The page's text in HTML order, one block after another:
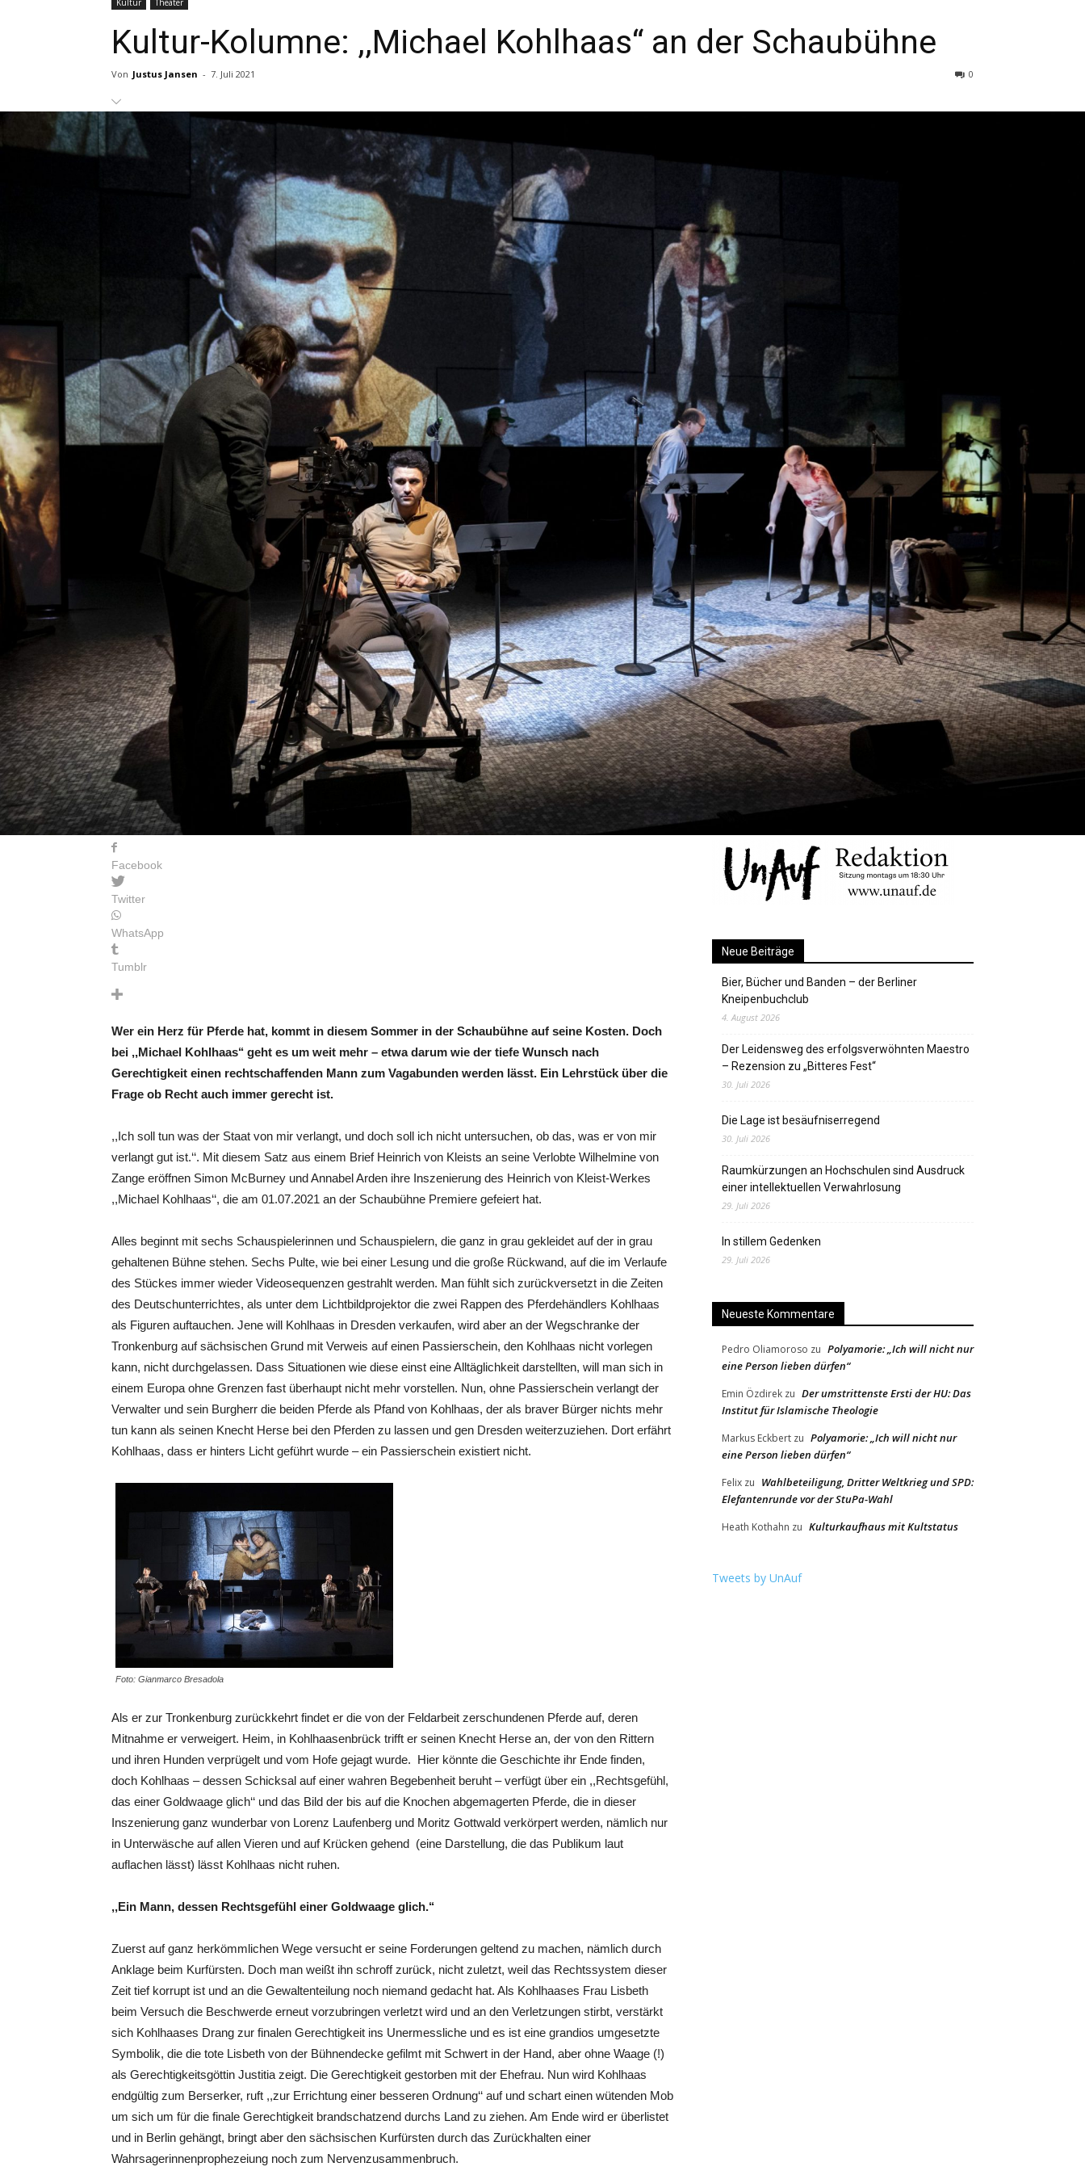
Kultur Theater
Kultur-Kolumne: ,,Michael Kohlhaas“ an der Schaubühne
Von Justus Jansen - 7. Juli 2021 0
Facebook
Twitter
WhatsApp
Tumblr
Wer ein Herz für Pferde hat, kommt in diesem Sommer in der Schaubühne auf seine Kosten. Doch
bei ,,Michael Kohlhaas‘‘ geht es um weit mehr – etwa darum wie der tiefe Wunsch nach
Gerechtigkeit einen rechtschaffenden Mann zum Vagabunden werden lässt. Ein Lehrstück über die
Frage ob Recht auch immer gerecht ist.
,,Ich soll tun was der Staat von mir verlangt, und doch soll ich nicht untersuchen, ob das, was er von mir
verlangt gut ist.‘‘. Mit diesem Satz aus einem Brief Heinrich von Kleists an seine Verlobte Wilhelmine von
Zange eröffnen Simon McBurney und Annabel Arden ihre Inszenierung des Heinrich von Kleist-Werkes
,,Michael Kohlhaas‘‘, die am 01.07.2021 an der Schaubühne Premiere gefeiert hat.
Alles beginnt mit sechs Schauspielerinnen und Schauspielern, die ganz in grau gekleidet auf der in grau
gehaltenen Bühne stehen. Sechs Pulte, wie bei einer Lesung und die große Rückwand, auf die im Verlaufe
des Stückes immer wieder Videosequenzen gestrahlt werden. Man fühlt sich zurückversetzt in die Zeiten
des Deutschunterrichtes, als unter dem Lichtbildprojektor die zwei Rappen des Pferdehändlers Kohlhaas
als Figuren auftauchen. Jene will Kohlhaas in Dresden verkaufen, wird aber an der Wegschranke der
Tronkenburg auf sächsischen Grund mit Verweis auf einen Passierschein, den Kohlhaas nicht vorlegen
kann, nicht durchgelassen. Dass Situationen wie diese einst eine Alltäglichkeit darstellten, will man sich in
einem Europa ohne Grenzen fast überhaupt nicht mehr vorstellen. Nun, ohne Passierschein verlangt der
Verwalter und sein Burgherr die beiden Pferde als Pfand von Kohlhaas, der als braver Bürger nichts mehr
tun kann als seinen Knecht Herse bei den Pferden zu lassen und gen Dresden weiterzuziehen. Dort erfährt
Kohlhaas, dass er hinters Licht geführt wurde – ein Passierschein existiert nicht.
Foto: Gianmarco Bresadola
Als er zur Tronkenburg zurückkehrt findet er die von der Feldarbeit zerschundenen Pferde auf, deren
Mitnahme er verweigert. Heim, in Kohlhaasenbrück trifft er seinen Knecht Herse an, der von den Rittern
und ihren Hunden verprügelt und vom Hofe gejagt wurde. Hier könnte die Geschichte ihr Ende finden,
doch Kohlhaas – dessen Schicksal auf einer wahren Begebenheit beruht – verfügt über ein ,,Rechtsgefühl,
das einer Goldwaage glich‘‘ und das Bild der bis auf die Knochen abgemagerten Pferde, die in dieser
Inszenierung ganz wunderbar von Lorenz Laufenberg und Moritz Gottwald verkörpert werden, nämlich nur
in Unterwäsche auf allen Vieren und auf Krücken gehend (eine Darstellung, die das Publikum laut
auflachen lässt) lässt Kohlhaas nicht ruhen.
,,Ein Mann, dessen Rechtsgefühl einer Goldwaage glich.‘‘
Zuerst auf ganz herkömmlichen Wege versucht er seine Forderungen geltend zu machen, nämlich durch
Anklage beim Kurfürsten. Doch man weißt ihn schroff zurück, nicht zuletzt, weil das Rechtssystem dieser
Zeit tief korrupt ist und an die Gewaltenteilung noch niemand gedacht hat. Als Kohlhaases Frau Lisbeth
beim Versuch die Beschwerde erneut vorzubringen verletzt wird und an den Verletzungen stirbt, verstärkt
sich Kohlhaases Drang zur finalen Gerechtigkeit ins Unermessliche und es ist eine grandios umgesetzte
Symbolik, die die tote Lisbeth von der Bühnendecke gefilmt mit Schwert in der Hand, aber ohne Waage (!)
als Gerechtigkeitsgöttin Justitia zeigt. Die Gerechtigkeit gestorben mit der Ehefrau. Nun wird Kohlhaas
endgültig zum Berserker, ruft ,,zur Errichtung einer besseren Ordnung‘‘ auf und schart einen wütenden Mob
um sich um für die finale Gerechtigkeit brandschatzend durchs Land zu ziehen. Am Ende wird er überlistet
und in Berlin gehängt, bringt aber den sächsischen Kurfürsten durch das Zurückhalten einer
Wahrsagerinnenprophezeiung noch zum Nervenzusammenbruch.
Neue Beiträge
Bier, Bücher und Banden – der Berliner
Kneipenbuchclub
4. August 2026
Der Leidensweg des erfolgsverwöhnten Maestro
– Rezension zu „Bitteres Fest“
30. Juli 2026
Die Lage ist besäufniserregend
30. Juli 2026
Raumkürzungen an Hochschulen sind Ausdruck
einer intellektuellen Verwahrlosung
29. Juli 2026
In stillem Gedenken
29. Juli 2026
Neueste Kommentare
Pedro Oliamoroso zu Polyamorie: „Ich will nicht nur
eine Person lieben dürfen“
Emin Özdirek zu Der umstrittenste Ersti der HU: Das
Institut für Islamische Theologie
Markus Eckbert zu Polyamorie: „Ich will nicht nur
eine Person lieben dürfen“
Felix zu Wahlbeteiligung, Dritter Weltkrieg und SPD:
Elefantenrunde vor der StuPa-Wahl
Heath Kothahn zu Kulturkaufhaus mit Kultstatus
Tweets by UnAuf